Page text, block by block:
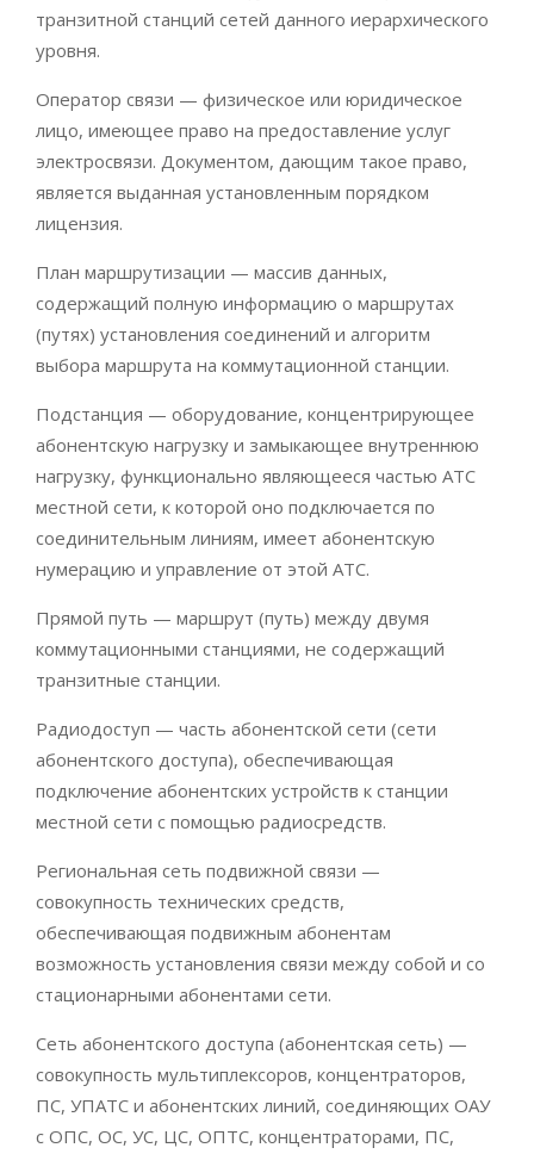
транзитной станций сетей данного иерархического
уровня.
Оператор связи — физическое или юридическое
лицо, имеющее право на предоставление услуг
электросвязи. Документом, дающим такое право,
является выданная установленным порядком
лицензия.
План маршрутизации — массив данных,
содержащий полную информацию о маршрутах
(путях) установления соединений и алгоритм
выбора маршрута на коммутационной станции.
Подстанция — оборудование, концентрирующее
абонентскую нагрузку и замыкающее внутреннюю
нагрузку, функционально являющееся частью АТС
местной сети, к которой оно подключается по
соединительным линиям, имеет абонентскую
нумерацию и управление от этой АТС.
Прямой путь — маршрут (путь) между двумя
коммутационными станциями, не содержащий
транзитные станции.
Радиодоступ — часть абонентской сети (сети
абонентского доступа), обеспечивающая
подключение абонентских устройств к станции
местной сети с помощью радиосредств.
Региональная сеть подвижной связи —
совокупность технических средств,
обеспечивающая подвижным абонентам
возможность установления связи между собой и со
стационарными абонентами сети.
Сеть абонентского доступа (абонентская сеть) —
совокупность мультиплексоров, концентраторов,
ПС, УПАТС и абонентских линий, соединяющих ОАУ
с ОПС, ОС, УС, ЦС, ОПТС, концентраторами, ПС,